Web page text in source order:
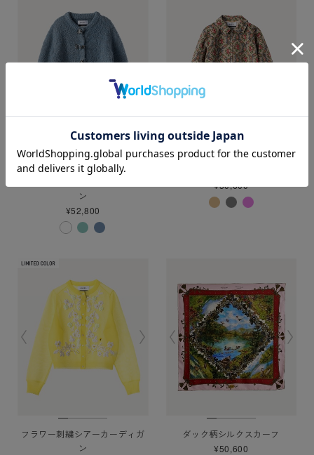
PRE ORDER
ン
¥52,800
¥50,600
フラワー刺繍シアーカーディガ
ン
ダック柄シルクスカーフ
¥50,600